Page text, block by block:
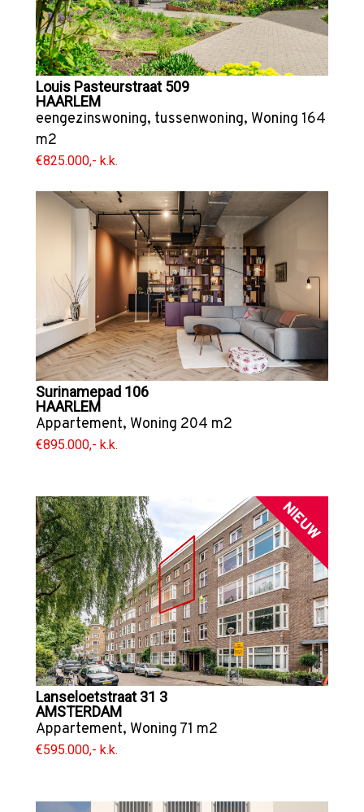
Louis Pasteurstraat 509
HAARLEM
eengezinswoning, tussenwoning, Woning 164
m2
€825.000,- k.k.
Surinamepad 106
HAARLEM
Appartement, Woning 204 m2
€895.000,- k.k.
NIEUW
Lanseloetstraat 31 3
AMSTERDAM
Appartement, Woning 71 m2
€595.000,- k.k.